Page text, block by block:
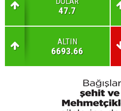
47.7
ALTIN
6693.66